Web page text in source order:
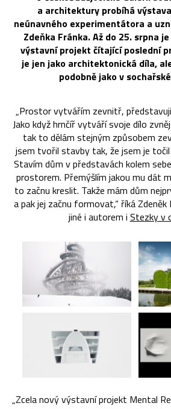
a architektury probíhá
neúnavného experimentátora a
Zdeňka Fránka. Až do 25. srpna
výstavní projekt čítající poslední
je jen jako architektonická díla,
podobně jako v
„Prostor vytvářím zevnitř,
Jako když hrnčíř vytváří svoje dílo
tak to dělám stejným způsobem
jsem tvořil stavby tak, že jsem je točil
Stavím dům v představách kolem
prostorem. Přemýšlím jakou mu dát
to začnu kreslit. Takže mám dům
a pak jej začnu formovat,“ říká
jiné i autorem i Stezky v
„Zcela nový výstavní projekt Mental